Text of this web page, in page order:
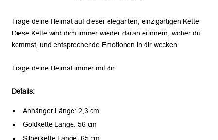
Trage deine Heimat auf dieser eleganten, einzigartigen Kette.
Diese Kette wird dich immer wieder daran erinnern, woher du
kommst, und entsprechende Emotionen in dir wecken
Trage deine Heimat immer mit dir.
Details:
Anhänger Länge: 2,3 cm
Goldkette Länge: 56 cm
Silberkette Länge: 65 cm